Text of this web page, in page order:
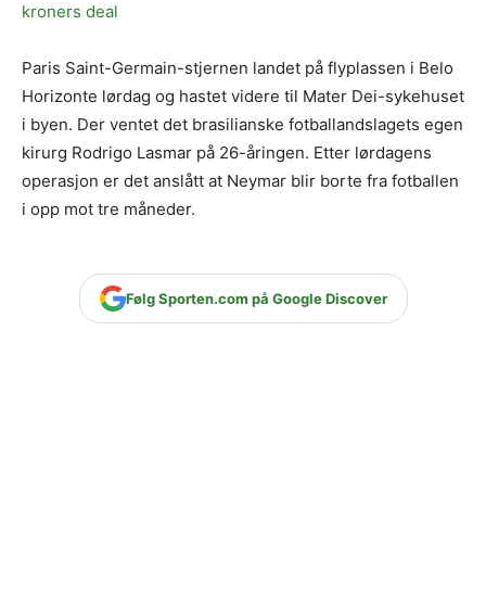
kroners deal
Paris Saint-Germain-stjernen landet på flyplassen i Belo
Horizonte lørdag og hastet videre til Mater Dei-sykehuset
i byen. Der ventet det brasilianske fotballandslagets egen
kirurg Rodrigo Lasmar på 26-åringen. Etter lørdagens
operasjon er det anslått at Neymar blir borte fra fotballen
i opp mot tre måneder.
Følg Sporten.com på Google Discover